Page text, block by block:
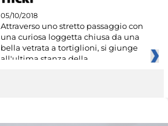
05/10/2018
Attraverso uno stretto passaggio con
una curiosa loggetta chiusa da una
bella vetrata a tortiglioni, si giunge
all'ultima stanza della